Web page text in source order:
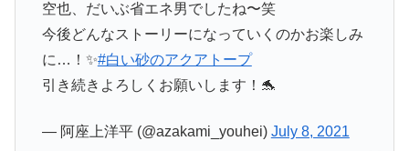
空也、だいぶ省エネ男でしたね〜笑
今後どんなストーリーになっていくのかお楽しみ
に…！✨#白い砂のアクアトープ
引き続きよろしくお願いします！🐬
— 阿座上洋平 (@azakami_youhei) July 8, 2021